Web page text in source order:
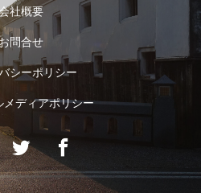
社概要
お問合せ
シーポリシー
メディアポリシー